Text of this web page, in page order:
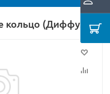
кольцо (Диффузор)